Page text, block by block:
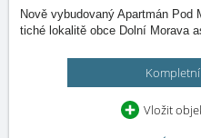
Nově vybudovaný Apartmán
tiché lokalitě obce Dolní Morava
Vložit